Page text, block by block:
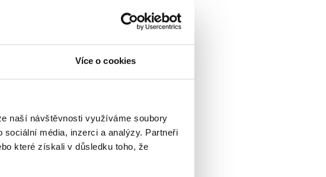
Více o cookies
naší návštěvnosti využíváme soubory
média, inzerci a analýzy. Partneři
které získali v důsledku toho, že
vysněné